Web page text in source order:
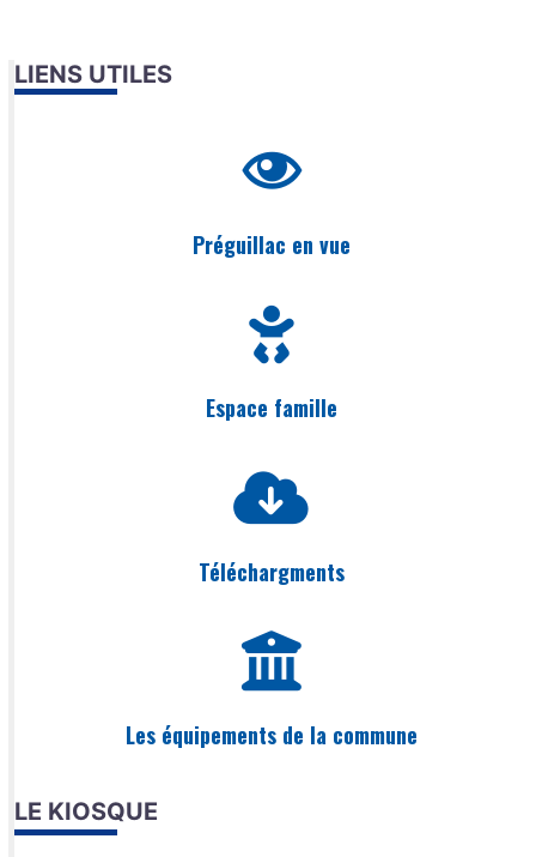
LIENS UTILES
Préguillac en vue
Espace famille
Téléchargments
Les équipements de la commune
LE KIOSQUE